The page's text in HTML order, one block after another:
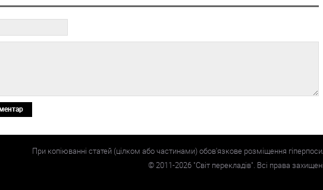
При копіюванні статей (цілком або частинами) обов'язкове розміщення
©2011-2026"Світ перекладів". Всі права